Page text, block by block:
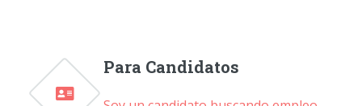
Para Candidatos